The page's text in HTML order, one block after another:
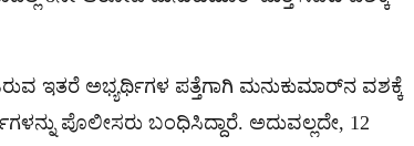
ಇತರೆ ಅಭ್ಯರ್ಥಿಗಳ ಪತ್ತೆಗಾಗಿ ಮನುಕುಮಾರ್‌ನ ವಶಕ್ಕೆ
ಪೊಲೀಸರು ಬಂಧಿಸಿದ್ದಾರೆ. ಅದುವಲ್ಲದೇ, 12